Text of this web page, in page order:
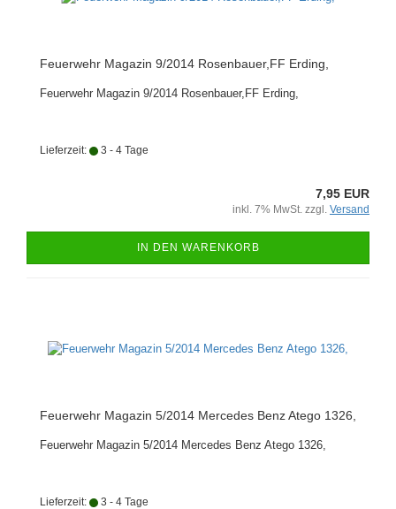
Feuerwehr Magazin 9/2014 Rosenbauer,FF Erding,
Feuerwehr Magazin 9/2014 Rosenbauer,FF Erding,
Lieferzeit: 3 - 4 Tage
7,95 EUR
inkl. 7% MwSt. zzgl. Versand
IN DEN WARENKORB
Feuerwehr Magazin 5/2014 Mercedes Benz Atego 1326,
Feuerwehr Magazin 5/2014 Mercedes Benz Atego 1326,
Lieferzeit: 3 - 4 Tage